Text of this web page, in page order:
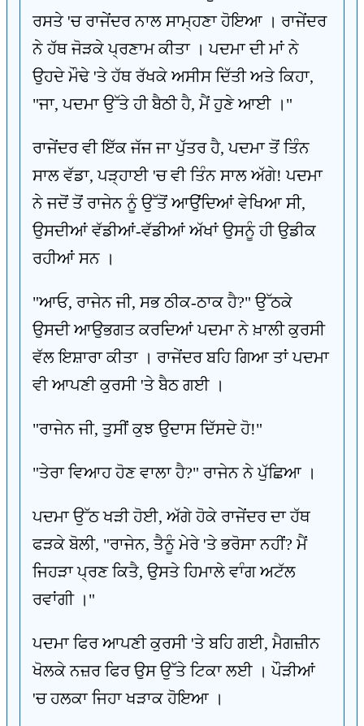
ਰਸਤੇ 'ਚ ਰਾਜੇਂਦਰ ਨਾਲ ਸਾਮ੍ਹਣਾ ਹੋਇਆ । ਰਾਜੇਂਦਰ
ਨੇ ਹੱਥ ਜੋੜਕੇ ਪ੍ਰਣਾਮ ਕੀਤਾ । ਪਦਮਾ ਦੀ ਮਾਂ ਨੇ
ਉਹਦੇ ਮੌਢੇ 'ਤੇ ਹੱਥ ਰੱਖਕੇ ਅਸੀਸ ਦਿੱਤੀ ਅਤੇ ਕਿਹਾ,
"ਜਾ, ਪਦਮਾ ਉੱਤੇ ਹੀ ਬੈਠੀ ਹੈ, ਮੈਂ ਹੁਣੇ ਆਈ ।"
ਰਾਜੇਂਦਰ ਵੀ ਇੱਕ ਜੱਜ ਜਾ ਪੁੱਤਰ ਹੈ, ਪਦਮਾ ਤੋਂ ਤਿੰਨ
ਸਾਲ ਵੱਡਾ, ਪੜ੍ਹਾਈ 'ਚ ਵੀ ਤਿੰਨ ਸਾਲ ਅੱਗੇ! ਪਦਮਾ
ਨੇ ਜਦੋਂ ਤੋਂ ਰਾਜੇਨ ਨੂੰ ਉੱਤੋਂ ਆਉਂਦਿਆਂ ਵੇਖਿਆ ਸੀ,
ਉਸਦੀਆਂ ਵੱਡੀਆਂ-ਵੱਡੀਆਂ ਅੱਖਾਂ ਉਸਨੂੰ ਹੀ ਉਡੀਕ
ਰਹੀਆਂ ਸਨ ।
"ਆਓ, ਰਾਜੇਨ ਜੀ, ਸਭ ਠੀਕ-ਠਾਕ ਹੈ?" ਉੱਠਕੇ
ਉਸਦੀ ਆਉਭਗਤ ਕਰਦਿਆਂ ਪਦਮਾ ਨੇ ਖ਼ਾਲੀ ਕੁਰਸੀ
ਵੱਲ ਇਸ਼ਾਰਾ ਕੀਤਾ । ਰਾਜੇਂਦਰ ਬਹਿ ਗਿਆ ਤਾਂ ਪਦਮਾ
ਵੀ ਆਪਣੀ ਕੁਰਸੀ 'ਤੇ ਬੈਠ ਗਈ ।
"ਰਾਜੇਨ ਜੀ, ਤੁਸੀਂ ਕੁਝ ਉਦਾਸ ਦਿੱਸਦੇ ਹੋ!"
"ਤੇਰਾ ਵਿਆਹ ਹੋਣ ਵਾਲਾ ਹੈ?" ਰਾਜੇਨ ਨੇ ਪੁੱਛਿਆ ।
ਪਦਮਾ ਉੱਠ ਖੜੀ ਹੋਈ, ਅੱਗੇ ਹੋਕੇ ਰਾਜੇਂਦਰ ਦਾ ਹੱਥ
ਫੜਕੇ ਬੋਲੀ, "ਰਾਜੇਨ, ਤੈਨੂੰ ਮੇਰੇ 'ਤੇ ਭਰੋਸਾ ਨਹੀਂ? ਮੈਂ
ਜਿਹੜਾ ਪ੍ਰਣ ਕਿਤੈ, ਉਸਤੇ ਹਿਮਾਲੇ ਵਾੰਗ ਅਟੱਲ
ਰਵਾਂਗੀ ।"
ਪਦਮਾ ਫਿਰ ਆਪਣੀ ਕੁਰਸੀ 'ਤੇ ਬਹਿ ਗਈ, ਮੈਗਜ਼ੀਨ
ਖੋਲਕੇ ਨਜ਼ਰ ਫਿਰ ਉਸ ਉੱਤੇ ਟਿਕਾ ਲਈ । ਪੌੜੀਆਂ
'ਚ ਹਲਕਾ ਜਿਹਾ ਖੜਾਕ ਹੋਇਆ ।